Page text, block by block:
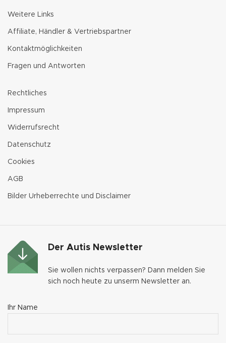
Weitere Links
Affiliate, Händler & Vertriebspartner
Kontaktmöglichkeiten
Fragen und Antworten
Rechtliches
Impressum
Widerrufsrecht
Datenschutz
Cookies
AGB
Bilder Urheberrechte und Disclaimer
Der Autis Newsletter
Sie wollen nichts verpassen? Dann melden Sie
sich noch heute zu unserm Newsletter an.
Ihr Name